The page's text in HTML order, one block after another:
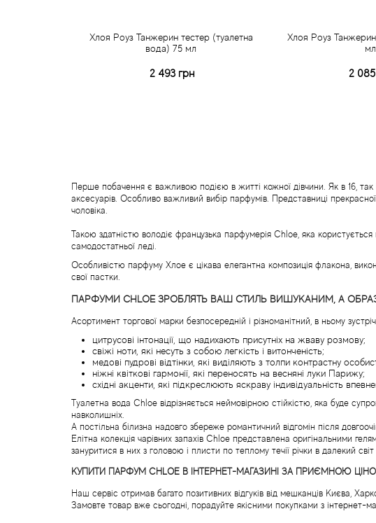
Хлоя Роуз Танжерин тестер (туалетна
вода) 75 мл
2 493 грн
Хлоя Роуз
мл
2
Перше побачення є важливою подією в житті кожної дівчини. Як в 16,
аксесуарів. Особливо важливий вибір парфумів. Представниці
чоловіка.
Такою здатністю володіє французька парфумерія Chloe, яка користується
самодостатньої леді.
Особливістю парфуму Хлое є цікава елегантна композиція флакона,
свої пастки.
ПАРФУМИ CHLOE ЗРОБЛЯТЬ ВАШ СТИЛЬ ВИШУКАНИМ, А
Асортимент торгової марки безпосередній і різноманітний, в ньому
цитрусові інтонації, що надихають присутніх на жваву розмову;
свіжі ноти, які несуть з собою легкість і витонченість;
медові пудрові відтінки, які виділяють з толпи контрастну
ніжні квіткові гармонії, які переносять на весняні луки Парижу;
східні акценти, які підкреслюють яскраву індивідуальність
Туалетна вода Chloe відрізняється неймовірною стійкістю, яка буде
навколишніх.
А постільна білизна надовго збереже романтичний відгомін після
Елітна колекція чарівних запахів Chloe представлена оригінальними
зануритися в них з головою і плисти по теплому течії річки в далекий світ
КУПИТИ ПАРФУМ CHLOE В ІНТЕРНЕТ-МАГАЗИНІ ЗА ПРИЄМНОЮ
Наш сервіс отримав багато позитивних відгуків від мешканців Києва,
Замовте товар вже сьогодні, порадуйте якісними покупками з інтернет-